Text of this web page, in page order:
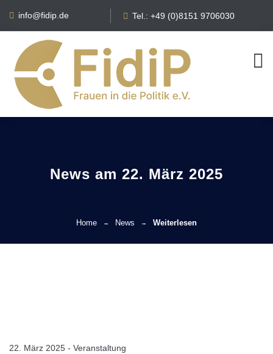
info@fidip.de Tel.: +49 (0)8151 9706030
News am 22. März 2025
Home News Weiterlesen
22. März 2025 - Veranstaltung